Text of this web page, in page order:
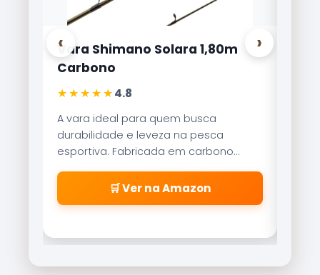
‹
Carretilha Marine Sports Brisa
Lite 8000
★★★★★
Referência no mercado brasileiro, a
Brisa Lite combina velocidade de
recolhimento com um sistema de
freio magnético que evita as famosas
\\\\\\\\\\\\\\\\\\\\\\\\\\\\\\\\
\\\\\\\\\\\\\\\\\\\\\\\\\\\\\\\\
\\\\\\\\\\\\\\\\\\\\\\\\\\\\\\\"
\\\\\\\\\\\\\\\\\\\\\\\\\\\\\\\\
🛒 Ver na Amazon
›